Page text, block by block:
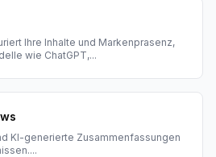
Ihre Inhalte und Markenprasenz,
wie ChatGPT,...
KI-generierte Zusammenfassungen
...